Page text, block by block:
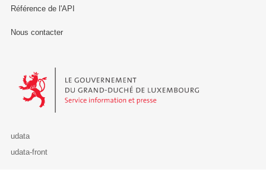
Référence de l'API
Nous contacter
Le Gouvernement du Grand-Duché de Luxembourg - Service
udata
udata-front